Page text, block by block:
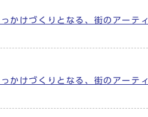
かけづくりとなる、街のアーティ
かけづくりとなる、街のアーティ